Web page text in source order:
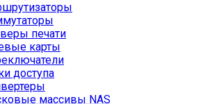
печати
карты
доступа
массивы NAS